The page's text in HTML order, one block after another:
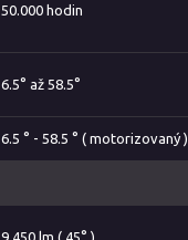
50.000 hodin
6.5° až 58.5°
6.5 ° - 58.5 ° ( motorizovaný )
9.450 lm ( 45° )